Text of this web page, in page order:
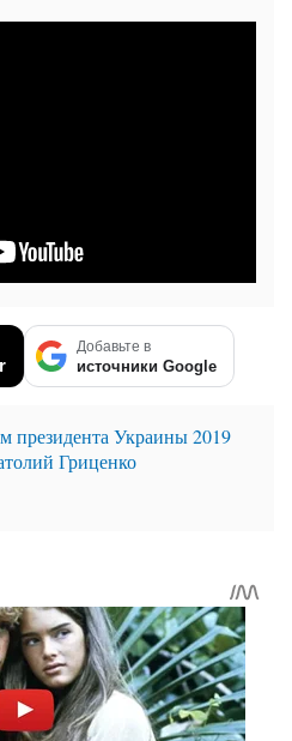
Добавьте в
источники Google
президента Украины 2019
Гриценко